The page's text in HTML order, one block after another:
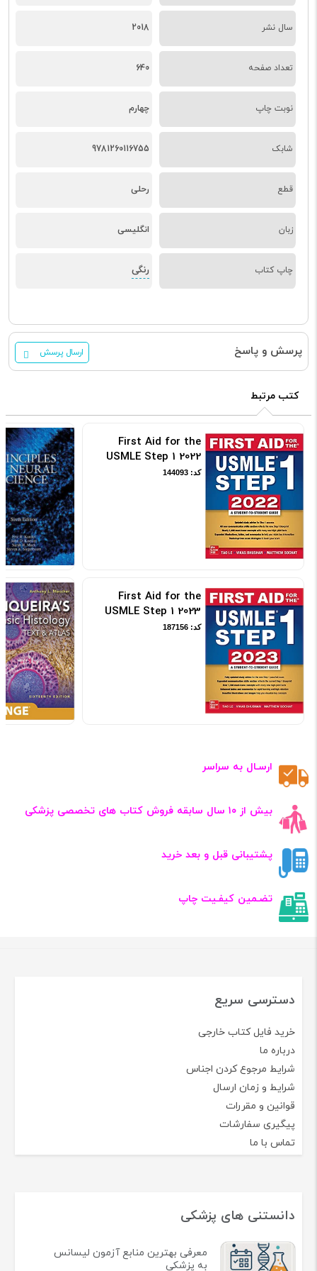
سال نشر 2018
تعداد صفحه 640
نوبت چاپ چهارم
شابک 9781260116755
قطع رحلی
زبان انگلیسی
چاپ کتاب رنگی
پرسش و پاسخ ارسال پرسش
کتب مرتبط
First Aid for the
USMLE Step 1 2022
کد: 144093
First Aid for the
USMLE Step 1 2023
کد: 187156
ارسـال به سراسر
بیش از ۱۰ سال سابقه فروش کتاب‌ های تخصصی پزشکی
پشتیبانی قبل و بعد خرید
تضـمین کیفـیت چاپ
دسترسی سریع
خرید فایل کتاب خارجی
درباره ما
شرایط مرجوع کردن اجناس
شرایط و زمان ارسال
قوانین و مقررات
پیگیری سفارشات
تماس با ما
دانستنی های پزشکی
معرفی بهترین منابع آزمون لیسانس
به پزشکی